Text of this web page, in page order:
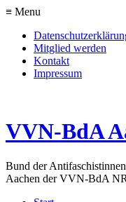
≡ Menu
Mitglied werden
Kontakt
Impressum
VVN-BdA
Bund der
Aachen der VVN-BdA